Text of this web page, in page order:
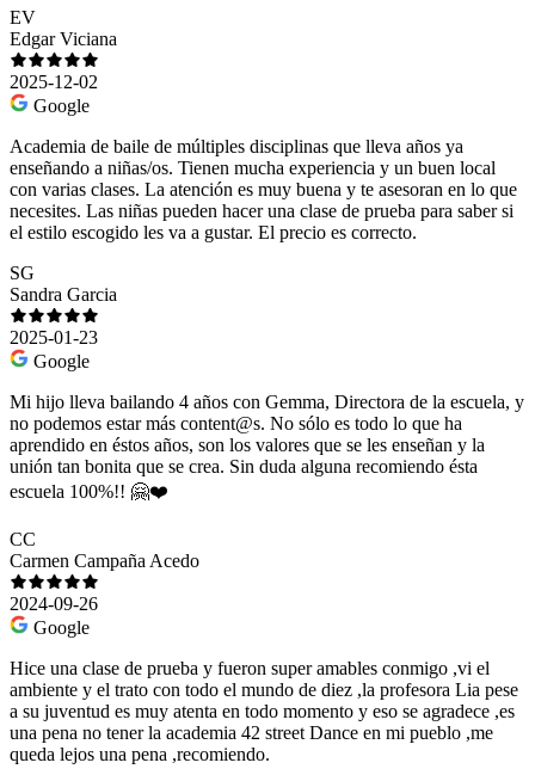
EV
Edgar Viciana
2025-12-02
Google
Academia de baile de múltiples disciplinas que lleva años ya
enseñando a niñas/os. Tienen mucha experiencia y un buen local
con varias clases. La atención es muy buena y te asesoran en lo que
necesites. Las niñas pueden hacer una clase de prueba para saber si
el estilo escogido les va a gustar. El precio es correcto.
SG
Sandra Garcia
2025-01-23
Google
Mi hijo lleva bailando 4 años con Gemma, Directora de la escuela, y
no podemos estar más content@s. No sólo es todo lo que ha
aprendido en éstos años, son los valores que se les enseñan y la
unión tan bonita que se crea. Sin duda alguna recomiendo ésta
escuela 100%!! 🤗❤️
CC
Carmen Campaña Acedo
2024-09-26
Google
Hice una clase de prueba y fueron super amables conmigo ,vi el
ambiente y el trato con todo el mundo de diez ,la profesora Lia pese
a su juventud es muy atenta en todo momento y eso se agradece ,es
una pena no tener la academia 42 street Dance en mi pueblo ,me
queda lejos una pena ,recomiendo.